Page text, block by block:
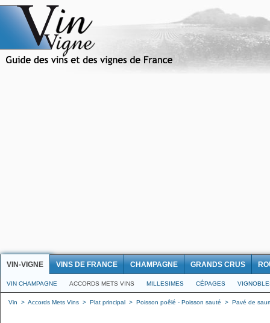
VIN-VIGNE VINS DE FRANCE CHAMPAGNE GRANDS CRUS
VIN CHAMPAGNE ACCORDS METS VINS MILLESIMES CÉPAGES
Vin > Accords Mets Vins > Plat principal > Poisson poêlé - Poisson sauté > Pavé de